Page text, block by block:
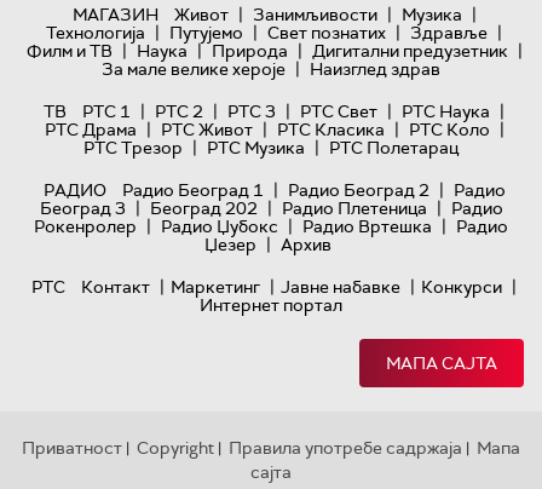
МАГАЗИН
Живот | Занимљивости | Музика |
Технологијa | Путујемо | Свет познатих | Здравље |
Филм и ТВ | Наука | Природа | Дигитални предузетник |
За мале велике хероје | Наизглед здрав
ТВ
РТС 1 | РТС 2 | РТС 3 | РТС Свет | РТС Наука |
РТС Драма | РТС Живот | РТС Класика | РТС Коло |
РТС Трезор | РТС Музика | РТС Полетарац
РАДИО
Радио Београд 1 | Радио Београд 2 | Радио
Београд 3 | Београд 202 | Радио Плетеница | Радио
Рокенролер | Радио Џубокс | Радио Вртешка | Радио
Џезер | Архив
РТС
Контакт | Маркетинг | Јавне набавке | Конкурси |
Интернет портал
МАПА САЈТА
Приватност | Copyright | Правила употребе садржаја | Мапа
сајта